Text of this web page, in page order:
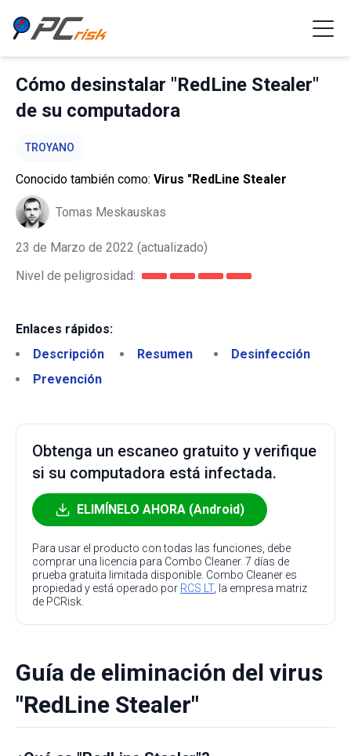
Cómo desinstalar "RedLine Stealer"
de su computadora
TROYANO
Conocido también como: Virus "RedLine Stealer
Tomas Meskauskas
23 de Marzo de 2022 (actualizado)
Nivel de peligrosidad:
Enlaces rápidos:
Descripción
Resumen
Desinfección
Prevención
Obtenga un escaneo gratuito y verifique
si su computadora está infectada.
ELIMÍNELO AHORA (Android)
Para usar el producto con todas las funciones, debe
comprar una licencia para Combo Cleaner. 7 días de
prueba gratuita limitada disponible. Combo Cleaner es
propiedad y está operado por RCS LT, la empresa matriz
de PCRisk.
Guía de eliminación del virus
"RedLine Stealer"